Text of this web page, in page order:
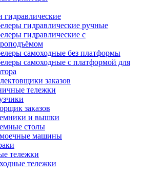
гидравлические
гидравлические ручные
гидравлические с
самоходные без платформы
самоходные с платформой для
заказов
тележки
заказов
и вышки
столы
машины
тележки
тележки